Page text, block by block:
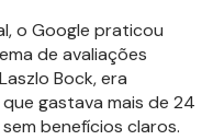
o Google praticou
de avaliações
Bock, era
gastava mais de 24
benefícios claros.